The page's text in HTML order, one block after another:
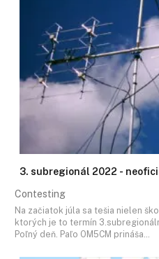
3. subregionál 2022 -
Contesting
Na začiatok júla sa tešia nielen
ktorých je to termín
Poľný deň. Paľo OM5CM prináša…